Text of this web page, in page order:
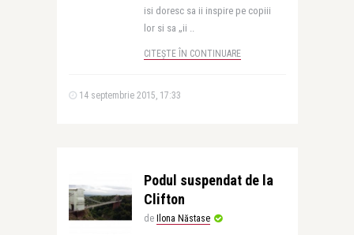
isi doresc sa ii inspire pe copiii
lor si sa „ii ..
CITEȘTE ÎN CONTINUARE
14 septembrie 2015, 17:33
Podul suspendat de la
Clifton
de Ilona Năstase